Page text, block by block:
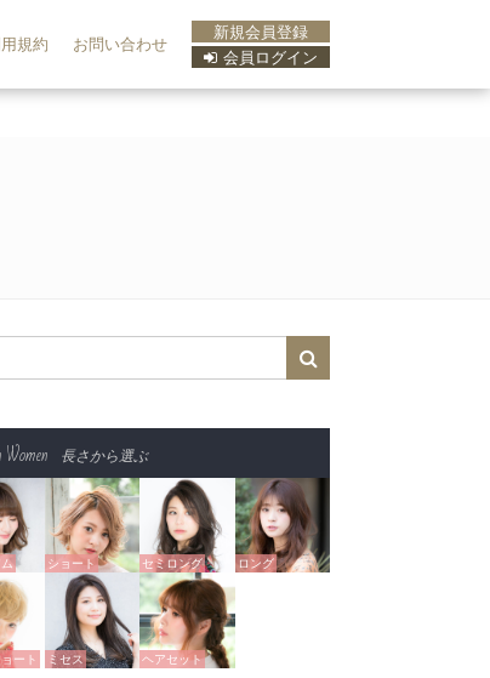
規約 お問い合わせ
新規会員登録
会員ログイン
長さから選ぶ
ショート セミロング ロング
ート ミセス ヘアセット